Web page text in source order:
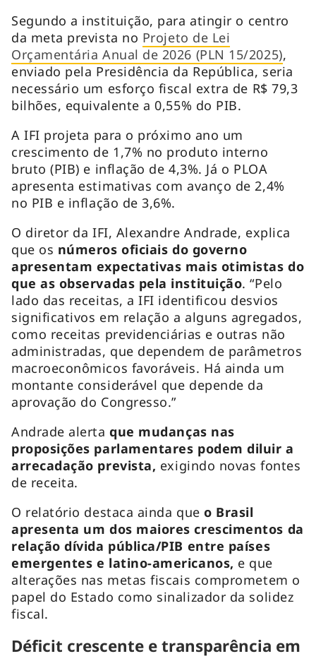
Segundo a instituição, para atingir o centro
da meta prevista no Projeto de Lei
Orçamentária Anual de 2026 (PLN 15/2025),
enviado pela Presidência da República, seria
necessário um esforço fiscal extra de R$ 79,3
bilhões, equivalente a 0,55% do PIB.
A IFI projeta para o próximo ano um
crescimento de 1,7% no produto interno
bruto (PIB) e inflação de 4,3%. Já o PLOA
apresenta estimativas com avanço de 2,4%
no PIB e inflação de 3,6%.
O diretor da IFI, Alexandre Andrade, explica
que os números oficiais do governo
apresentam expectativas mais otimistas do
que as observadas pela instituição. “Pelo
lado das receitas, a IFI identificou desvios
significativos em relação a alguns agregados,
como receitas previdenciárias e outras não
administradas, que dependem de parâmetros
macroeconômicos favoráveis. Há ainda um
montante considerável que depende da
aprovação do Congresso.”
Andrade alertaque mudanças nas
proposições parlamentares podem diluir a
arrecadação prevista, exigindo novas fontes
de receita.
O relatório destaca ainda queo Brasil
apresenta um dos maiores crescimentos da
relação dívida pública/PIB entre países
emergentes e latino-americanos, e que
alterações nas metas fiscais comprometem o
papel do Estado como sinalizador da solidez
fiscal.
Déficit crescente e transparência em